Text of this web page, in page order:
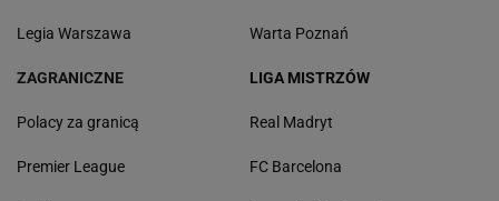
Legia Warszawa Warta Poznań
ZAGRANICZNE
Polacy za granicą
Premier League
LIGA MISTRZÓW
Real Madryt
FC Barcelona